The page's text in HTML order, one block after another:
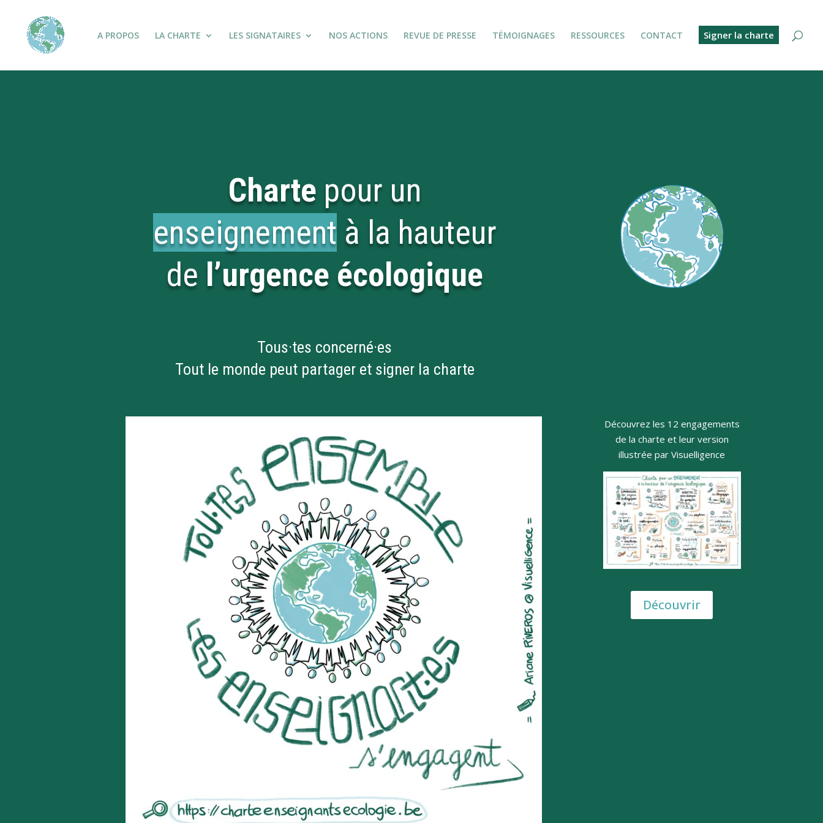
A PROPOS LA CHARTE LES SIGNATAIRES NOS ACTIONS REVUE DE PRESSE TÉMOIGNAGES RESSOURCES CONTACT Signer la charte
Charte pour un
enseignement à la hauteur
de l’urgence écologique
Tous·tes concerné·es
Tout le monde peut partager et signer la charte
Découvrez les 12 engagements
de la charte et leur version
illustrée par Visuelligence
Découvrir